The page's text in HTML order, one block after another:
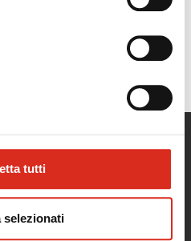
tutti
selezionati
upsight